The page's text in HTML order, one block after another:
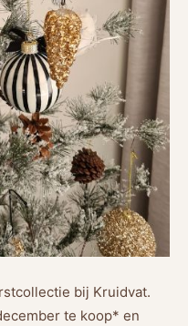
bij Kruidvat.
te koop* en